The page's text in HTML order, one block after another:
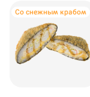
Со снежным крабом